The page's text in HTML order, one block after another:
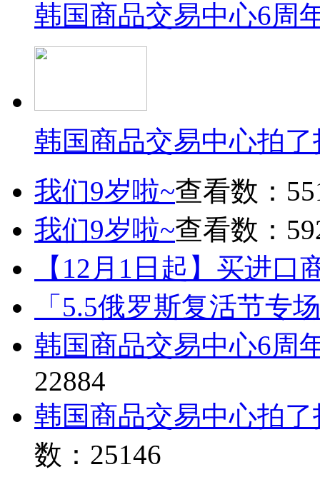
韩国商品交易中心6周
韩国商品交易中心拍
我们9岁啦~查看数：
我们9岁啦~查看数：
【12月1日起】买进口
「5.5俄罗斯复活节专
韩国商品交易中心6周
22884
韩国商品交易中心拍
数：25146